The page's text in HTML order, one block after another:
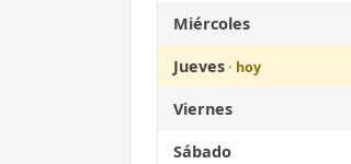
Miércoles
Jueves
Viernes
Sábado